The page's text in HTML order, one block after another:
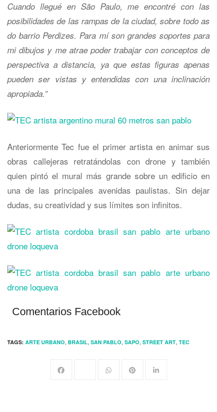
Cuando llegué en São Paulo, me encontré con las
posibilidades de las rampas de la ciudad, sobre todo as
do barrio Perdizes. Para mí son grandes soportes para
mi dibujos y me atrae poder trabajar con conceptos de
perspectiva a distancia, ya que estas figuras apenas
pueden ser vistas y entendidas con una inclinación
apropiada.”
Anteriormente Tec fue el primer artista en animar sus
obras callejeras retratándolas con drone y también
quien pintó el mural más grande sobre un edificio en
una de las principales avenidas paulistas. Sin dejar
dudas, su creatividad y sus límites son infinitos.
Comentarios Facebook
TAGS: ARTE URBANO, BRASIL, SAN PABLO, SAPO, STREET ART, TEC